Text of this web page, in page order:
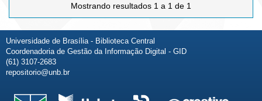
Mostrando resultados 1 a 1 de 1
Universidade de Brasília - Biblioteca Central
Coordenadoria de Gestão da Informação Digital - GID
(61) 3107-2683
repositorio@unb.br